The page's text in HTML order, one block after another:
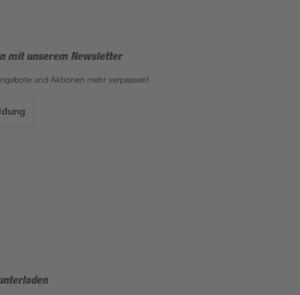
mit unserem Newsletter
und Aktionen mehr verpassen!